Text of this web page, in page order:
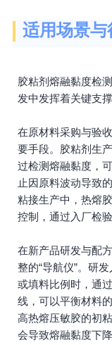
适用场景
胶粘剂熔融黏度检
发中发挥着关键支撑
在原材料采购与验
要手段。胶粘剂生
过检测熔融黏度，
止因原料波动导致
粘接生产中，热熔
控制，通过入厂检
在新产品研发与配
整的“导航仪”。研
或填料比例时，通
线，可以平衡材料
高热熔压敏胶的初
会导致熔融黏度下